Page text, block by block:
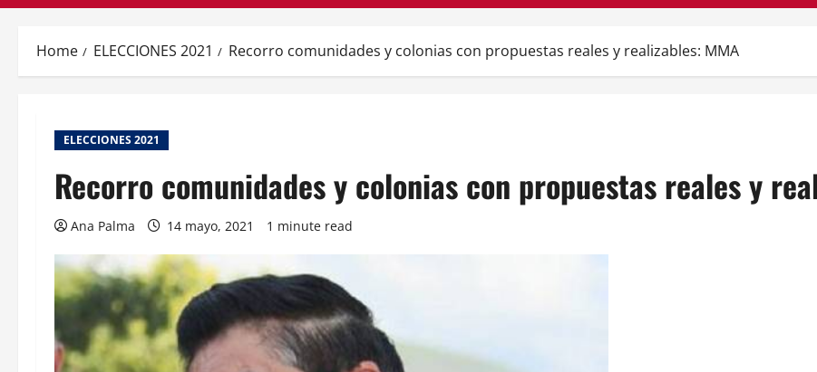
Home ELECCIONES 2021 Recorro comunidades y colonias con propuestas reales y realizables: MMA
ELECCIONES 2021
Recorro comunidades y colonias con propuestas reales y
Ana Palma 14 mayo, 2021 1 minute read